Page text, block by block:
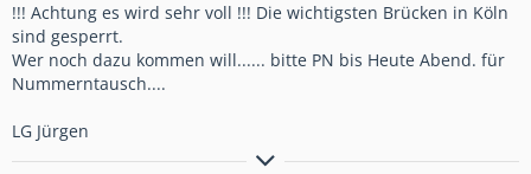
!!! Achtung es wird sehr voll !!! Die wichtigsten Brücken in Köln
sind gesperrt.
Wer noch dazu kommen will...... bitte PN bis Heute Abend. für
Nummerntausch....
LG Jürgen
HD FatBob 107 - Iron Red
- Sitzbank von Niklas Lange,